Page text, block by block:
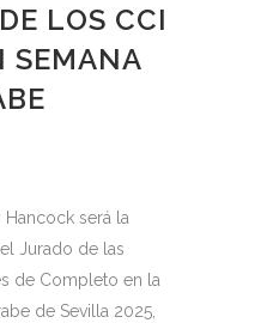
LOS CCI
SEMANA
Hancock será la
Jurado de las
de Completo en la
de Sevilla 2025,